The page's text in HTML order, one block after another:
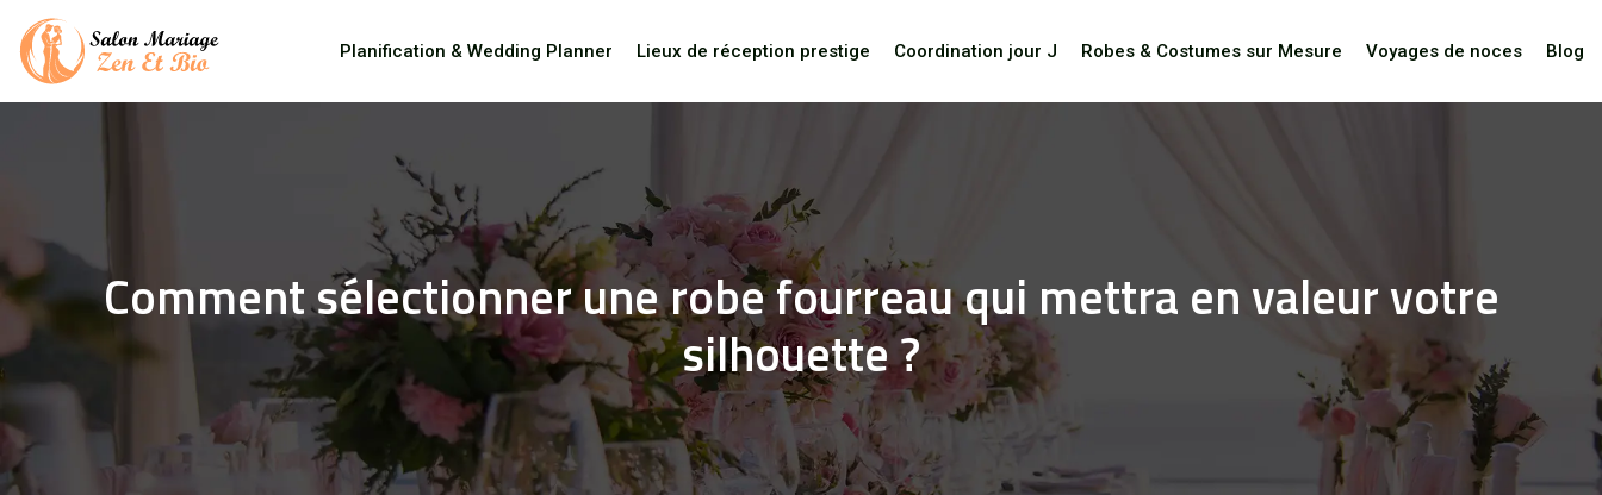
Planification & Wedding Planner Lieux de réception prestige Coordination jour J Robes & Costumes sur Mesure Voyages de noces Blog
Comment sélectionner une robe fourreau qui mettra en valeur votre
silhouette ?